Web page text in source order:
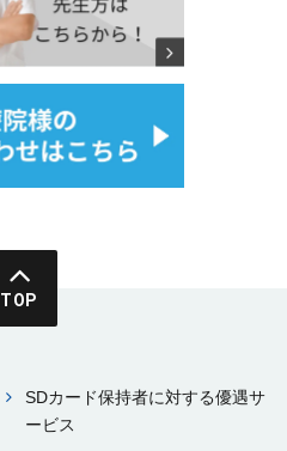
TOP
SDカード保持者に対する優遇サ
ービス